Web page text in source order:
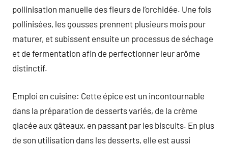
pollinisation manuelle des fleurs de l’orchidée. Une fois
pollinisées, les gousses prennent plusieurs mois pour
maturer, et subissent ensuite un processus de séchage
et de fermentation afin de perfectionner leur arôme
distinctif.
Emploi en cuisine: Cette épice est un incontournable
dans la préparation de desserts variés, de la crème
glacée aux gâteaux, en passant par les biscuits. En plus
de son utilisation dans les desserts, elle est aussi